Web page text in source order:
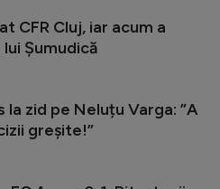
CFR Cluj, iar acum a
Șumudică
la zid pe Neluțu Varga: ”A
greșite!”